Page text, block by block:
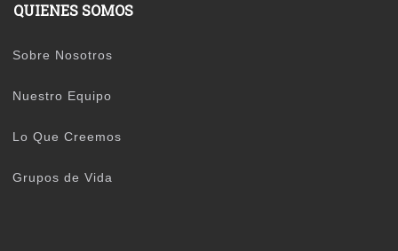
QUIENES SOMOS
Sobre Nosotros
Nuestro Equipo
Lo Que Creemos
Grupos de Vida